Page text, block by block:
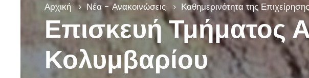
Αρχική Νέα - Ανακοινώσεις Καθημερινότητα της Επιχείρησης
Επισκευή Τμήματος
Κολυμβαρίου